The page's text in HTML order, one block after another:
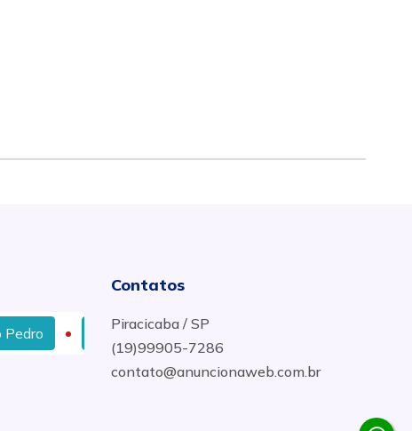
Forro de Gesso Estruturado em Santa Bárbara d´Oeste
Contatos
Piracicaba / SP
(19)99905-7286
contato@anuncionaweb.com.br